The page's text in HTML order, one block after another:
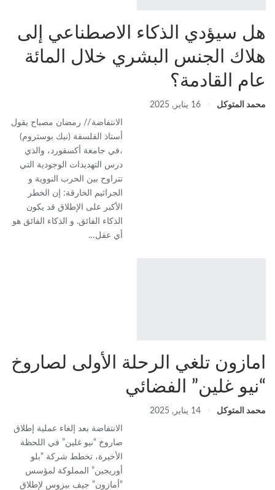
هل سيؤدي الذكاء الاصطناعي إلى
هلاك الجنس البشري خلال المائة
عام القادمة؟
محمد المتوكل 16 يناير, 2025
الانتفاضة // رمضان مصباح يقول
أستاذ الفلسفة (نيك بوستروم)
،في جامعة أكسفورد، والذي
درس التهديدات الوجودية التي
تتراوح بين الحرب النووية و
الجراثيم الخارقة: إن الخطر
الأكبر على الإطلاق قد يكون
الذكاء الفائق. و الذكاء الفائق هو
أي عقل…
امازون تلغي الرحلة الأولى لصاروخ
“نيو غلين” الفضائي
محمد المتوكل 14 يناير, 2025
الانتفاضة بعد إلغاء عملية إطلاق
صاروخ “نيو غلين” في اللحظة
الأخيرة، تخطط شركة “بلو
أوريجين” المملوكة لمؤسس
“أمازون” جيف بيزوس لإطلاق